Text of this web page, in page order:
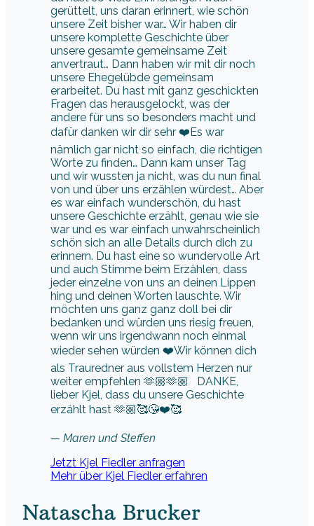
gerüttelt, uns daran erinnert, wie schön
unsere Zeit bisher war… Wir haben dir
unsere komplette Geschichte über
unsere gesamte gemeinsame Zeit
anvertraut… Dann haben wir mit dir noch
unsere Ehegelübde gemeinsam
erarbeitet. Du hast mit ganz geschickten
Fragen das herausgelockt, was der
andere für uns so besonders macht und
dafür danken wir dir sehr ❤️Es war
nämlich gar nicht so einfach, die richtigen
Worte zu finden… Dann kam unser Tag
und wir wussten ja nicht, was du nun final
von und über uns erzählen würdest… Aber
es war einfach wunderschön, du hast
unsere Geschichte erzählt, genau wie sie
war und es war einfach unwahrscheinlich
schön sich an alle Details durch dich zu
erinnern. Du hast eine so wundervolle Art
und auch Stimme beim Erzählen, dass
jeder einzelne von uns an deinen Lippen
hing und deinen Worten lauschte. Wir
möchten uns ganz ganz doll bei dir
bedanken und würden uns riesig freuen,
wenn wir uns irgendwann noch einmal
wieder sehen würden ❤️Wir können dich
als Trauredner aus vollstem Herzen nur
weiter empfehlen 🫶🏼🫶🏼 DANKE,
lieber Kjel, dass du unsere Geschichte
erzählt hast 🫶🏼🥰😘❤️🥰
— Maren und Steffen
Jetzt Kjel Fiedler anfragen
Mehr über Kjel Fiedler erfahren
Natascha Brucker